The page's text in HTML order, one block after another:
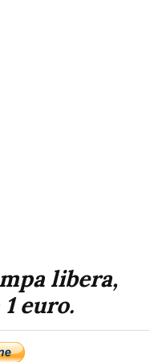
libera,
euro.